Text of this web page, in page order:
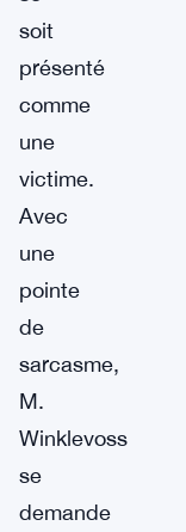
soit
présenté
comme
une
victime.
Avec
une
pointe
de
sarcasme,
M.
Winklevoss
se
demande